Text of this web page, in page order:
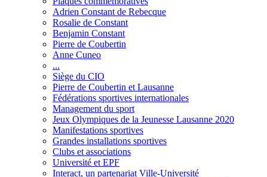
Adrien Constant de Rebecque
Rosalie de Constant
Benjamin Constant
Pierre de Coubertin
Anne Cuneo
...
Siège du CIO
Pierre de Coubertin et Lausanne
Fédérations sportives internationales
Management du sport
Jeux Olympiques de la Jeunesse Lausanne 2020
Manifestations sportives
Grandes installations sportives
Clubs et associations
Université et EPF
Interact, un partenariat Ville-Université